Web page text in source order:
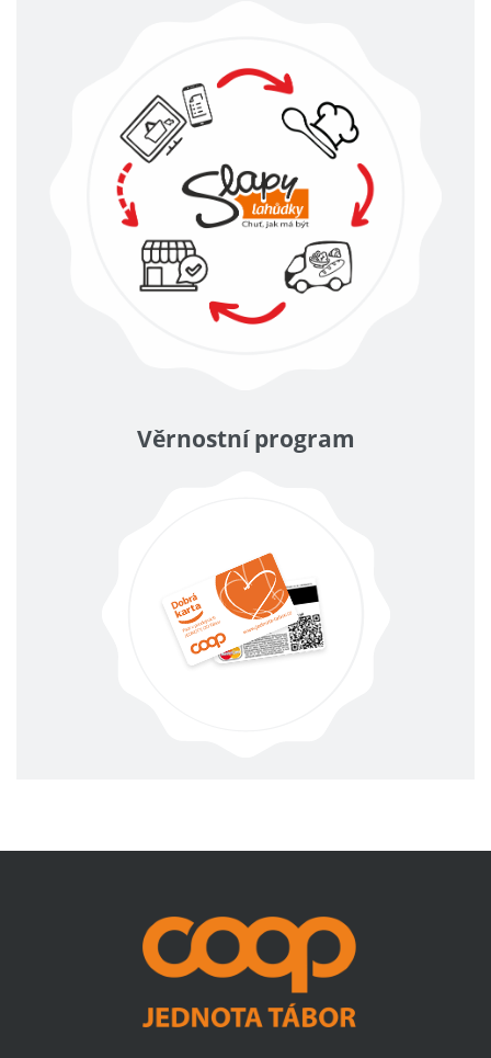
Věrnostní program